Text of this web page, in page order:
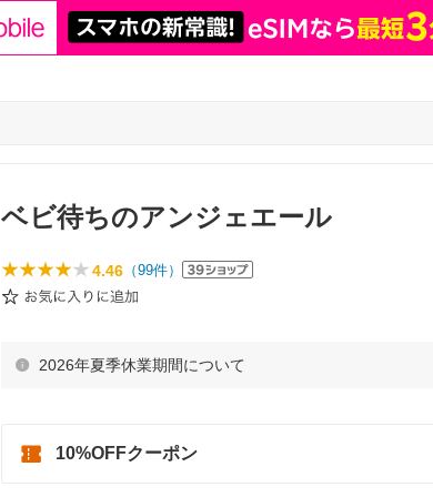
ベビ待ちのアンジェエール
4.46 （99件）
2026年夏季休業期間について
10%OFFクーポン